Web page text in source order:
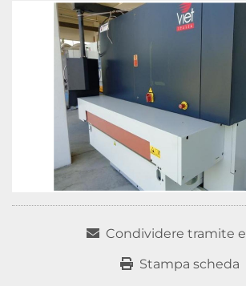
Condividere tramite
Stampa scheda